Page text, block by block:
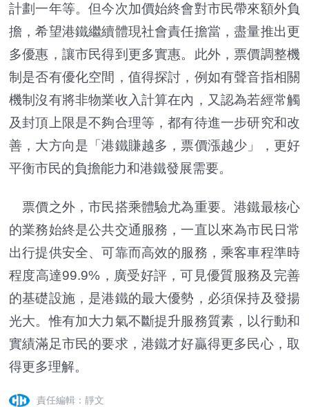
計劃一年等。但今次加價始終會對市民帶來額外負
擔，希望港鐵繼續體現社會責任擔當，盡量推出更
多優惠，讓市民得到更多實惠。此外，票價調整機
制是否有優化空間，值得探討，例如有聲音指相關
機制沒有將非物業收入計算在內，又認為若經常觸
及封頂上限是不夠合理等，都有待進一步研究和改
善，大方向是「港鐵賺越多，票價漲越少」，更好
平衡市民的負擔能力和港鐵發展需要。
票價之外，市民搭乘體驗尤為重要。港鐵最核心
的業務始終是公共交通服務，一直以來為市民日常
出行提供安全、可靠而高效的服務，乘客車程準時
程度高達99.9%，廣受好評，可見優質服務及完善
的基礎設施，是港鐵的最大優勢，必須保持及發揚
光大。惟有加大力氣不斷提升服務質素，以行動和
實績滿足市民的要求，港鐵才好贏得更多民心，取
得更多理解。
責任編輯：靜文